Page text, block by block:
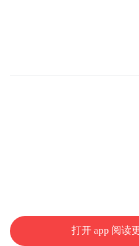
“一个城市如果没有剧
打开 app 阅读